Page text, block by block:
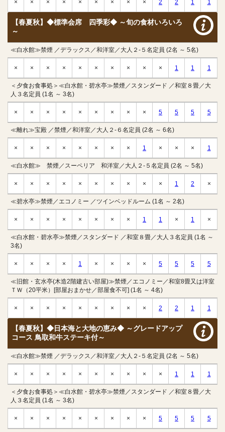
× × × × × × × × × 2 2 1 1
【春夏秋】◆標準会席 四季彩◆ ～旬の食材いろいろ
～
≪白水館≫禁煙 ／デラックス／和洋室／大人２-５名定員 (2名 ～ 5名)
× × × × × × × × × × 1 1 1
＜夕食お食事処＞≪白水館・碧水亭≫禁煙／スタンダード ／和室８畳／大
人３名定員 (1名 ～ 3名)
× × × × × × × × × 5 5 5 5
≪離れ≫宝殿 ／禁煙／和洋室／大人２-６名定員 (2名 ～ 6名)
× × × × × × × × 1 × × × 1
≪白水館≫ 禁煙／スーペリア 和洋室／大人２-５名定員 (2名 ～ 5名)
× × × × × × × × × × 1 2 ×
≪碧水亭≫禁煙／エコノミー ／ツインベッドルーム (1名 ～ 2名)
× × × × × × × × 1 1 × 1 ×
≪白水館・碧水亭≫禁煙／スタンダード ／和室８畳／大人３名定員 (1名 ～
3名)
× × × × 1 × × × × 5 5 5 5
≪旧館・玄水亭(木造2階建古い部屋)≫禁煙／エコノミー／和室8畳又は洋室
ＴＷ（20平米）[部屋おまかせ／部屋食不可] (1名 ～ 4名)
× × × × × × × × × 2 2 1 1
【春夏秋】◆日本海と大地の恵み◆ ～グレードアップ
コース 鳥取和牛ステーキ付～
≪白水館≫禁煙 ／デラックス／和洋室／大人２-５名定員 (2名 ～ 5名)
× × × × × × × × × × 1 1 1
＜夕食お食事処＞≪白水館・碧水亭≫禁煙／スタンダード ／和室８畳／大
人３名定員 (1名 ～ 3名)
× × × × × × × × × 5 5 5 5